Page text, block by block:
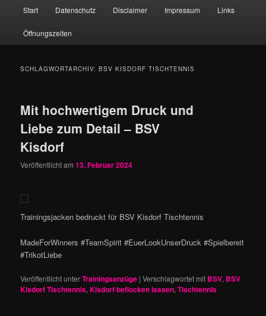
Start Datenschutz Disclaimer Impressum Links
Öffnungszeiten
SCHLAGWORTARCHIV:BSV KISDORF TISCHTENNIS
Mit hochwertigem Druck und
Liebe zum Detail – BSV
Kisdorf
Veröffentlicht am13. Februar 2024
Trainingsjacken bedruckt für BSV Kisdorf Tischtennis
MadeForWinners #TeamSpirit #EuerLookUnserDruck #Spielbereit
#TrikotLiebe
Veröffentlicht unterTrainingsanzüge |Verschlagwortet mit BSV, BSV
Kisdorf Tischtennis,Kisdorf beflocken lassen,Tischtennis